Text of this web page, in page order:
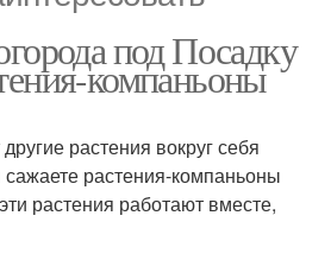
под Посадку
компаньоны
растения вокруг себя
растения-компаньоны
растения работают вместе,